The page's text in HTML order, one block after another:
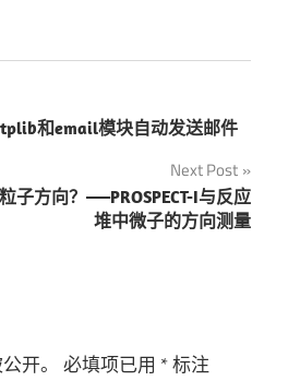
和email模块自动发送邮件
Next Post
子方向？——PROSPECT-I与反应
堆中微子的方向测量
开。 必填项已用 *标注